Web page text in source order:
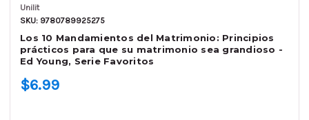
Unilit
SKU: 9780789925275
Los 10 Mandamientos del Matrimonio: Principios
prácticos para que su matrimonio sea grandioso -
Ed Young, Serie Favoritos
$6.99